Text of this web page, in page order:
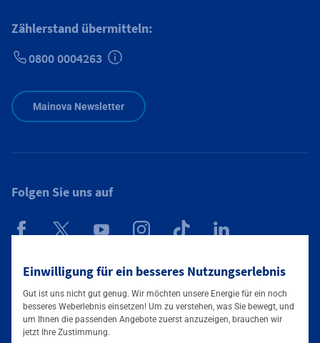
Einwilligung für ein besseres Nutzungserlebnis
Gut ist uns nicht gut genug. Wir möchten unsere Energie für ein noch
besseres Weberlebnis einsetzen! Um zu verstehen, was Sie bewegt, und
um Ihnen die passenden Angebote zuerst anzuzeigen, brauchen wir
jetzt Ihre Zustimmung.
Zählerstand übermitteln:
0800 0004263
Mainova Newsletter
Folgen Sie uns auf
Mainova App